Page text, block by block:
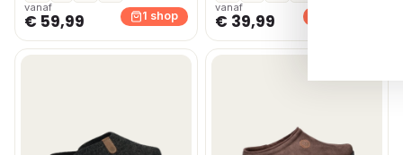
vanaf
€ 59,99 1 shop
vanaf
€ 39,99